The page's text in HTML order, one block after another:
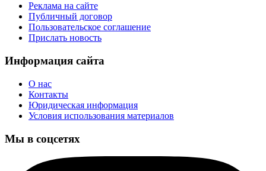
Реклама на сайте
Публичный договор
Пользовательское соглашение
Прислать новость
Информация сайта
О нас
Контакты
Юридическая информация
Условия использования материалов
Мы в соцсетях